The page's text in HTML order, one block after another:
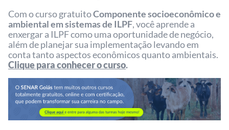
Com o curso gratuitoComponente socioeconômico e
ambiental em sistemas de ILPF, você aprende a
enxergar a ILPF como uma oportunidade de negócio,
além de planejar sua implementação levando em
conta tanto aspectos econômicos quanto ambientais.
Clique para conhecer o curso.